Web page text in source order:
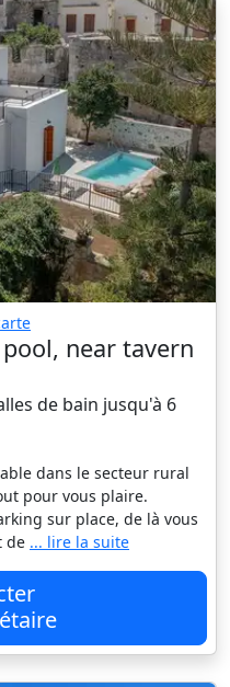
near tavern
de bain jusqu'à 6
dans le secteur rural
pour vous plaire.
sur place, de là vous
de ... lire la suite